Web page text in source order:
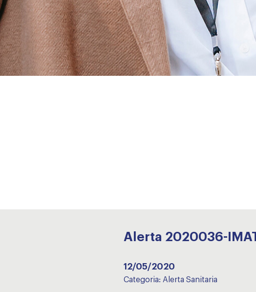
Alerta 2020036-
12/05/2020
Categoria: Alerta Sanitaria